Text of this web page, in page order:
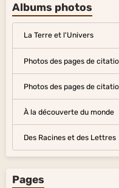
Albums photos
La Terre et l'Univers
Photos des pages de
Photos des pages de
À la découverte du monde
Des Racines et des Lettres
Pages